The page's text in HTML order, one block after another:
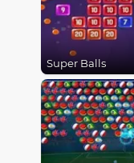
Super Balls